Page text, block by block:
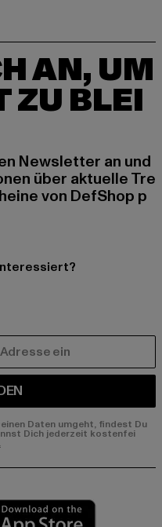
AN, UM
ZU BLEI
Newsletter an und
über aktuelle Tre
von DefShop p
Daten umgeht, findest Du
Dich jederzeit kostenfei